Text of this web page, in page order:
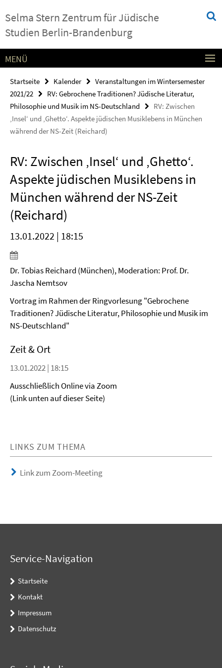
direkt
zu
Selma Stern Zentrum für Jüdische
Studien Berlin-Brandenburg
Service-
Navigation
MENÜ
Startseite Kalender
Veranstaltungen im Wintersemester
2021/22
RV: Gebrochene Traditionen? Jüdische Literatur,
Philosophie und Musik im NS-Deutschland
RV: Zwischen
‚Insel‘ und ‚Ghetto‘. Aspekte jüdischen Musiklebens in München
während der NS-Zeit (Reichard)
RV: Zwischen ‚Insel‘ und ‚Ghetto‘.
Aspekte jüdischen Musiklebens in
München während der NS-Zeit
(Reichard)
13.01.2022 | 18:15
Dr. Tobias Reichard (München), Moderation: Prof. Dr.
Jascha Nemtsov
Vortrag im Rahmen der Ringvorlesung "Gebrochene
Traditionen? Jüdische Literatur, Philosophie und Musik im
NS-Deutschland"
Zeit & Ort
13.01.2022 | 18:15
Ausschließlich Online via Zoom
(Link unten auf dieser Seite)
LINKS ZUM THEMA
Link zum Zoom-Meeting
Service-Navigation
Startseite
Kontakt
Impressum
Datenschutz